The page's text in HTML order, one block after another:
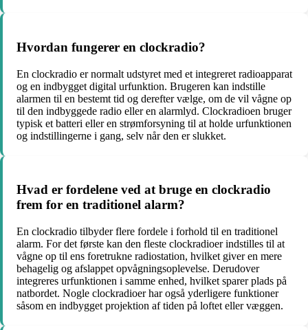
Hvordan fungerer en clockradio?
En clockradio er normalt udstyret med et integreret radioapparat
og en indbygget digital urfunktion. Brugeren kan indstille
alarmen til en bestemt tid og derefter vælge, om de vil vågne op
til den indbyggede radio eller en alarmlyd. Clockradioen bruger
typisk et batteri eller en strømforsyning til at holde urfunktionen
og indstillingerne i gang, selv når den er slukket.
Hvad er fordelene ved at bruge en clockradio
frem for en traditionel alarm?
En clockradio tilbyder flere fordele i forhold til en traditionel
alarm. For det første kan den fleste clockradioer indstilles til at
vågne op til ens foretrukne radiostation, hvilket giver en mere
behagelig og afslappet opvågningsoplevelse. Derudover
integreres urfunktionen i samme enhed, hvilket sparer plads på
natbordet. Nogle clockradioer har også yderligere funktioner
såsom en indbygget projektion af tiden på loftet eller væggen.